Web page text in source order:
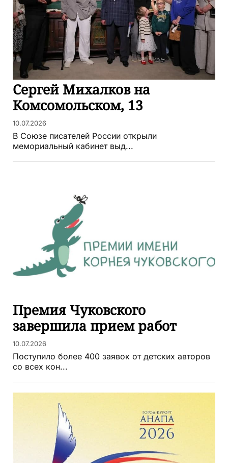
Сергей Михалков на
Комсомольском, 13
10.07.2026
В Союзе писателей России открыли
мемориальный кабинет выд...
Премия Чуковского
завершила прием работ
10.07.2026
Поступило более 400 заявок от детских авторов
со всех кон...